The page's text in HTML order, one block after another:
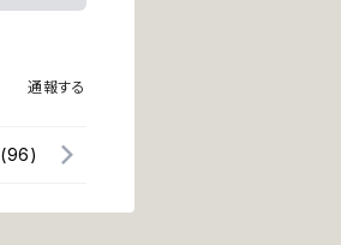
通報する
(96)